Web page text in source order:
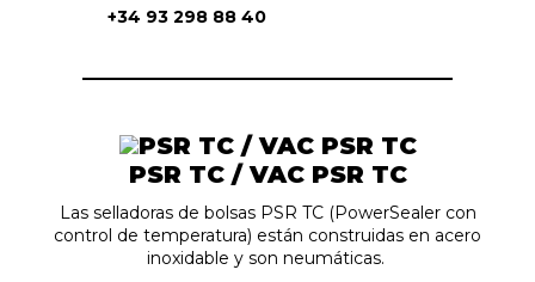
+34 93 298 88 40
PSR TC / VAC PSR TC
Las selladoras de bolsas PSR TC (PowerSealer con
control de temperatura) están construidas en acero
inoxidable y son neumáticas.